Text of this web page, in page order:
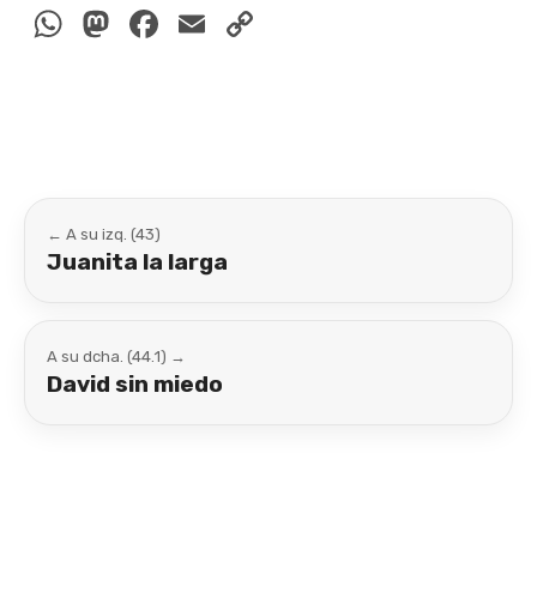
WhatsApp
Mastodon
Facebook
Email
← A su izq. (43)
Juanita la larga
A su dcha. (44.1) →
David sin miedo